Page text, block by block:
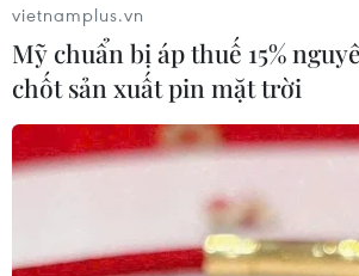
vietnamplus.vn
Mỹ chuẩn bị áp thuế 15%
chốt sản xuất pin mặt trời